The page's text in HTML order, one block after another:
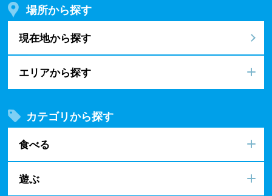
場所から探す
現在地から探す
エリアから探す
カテゴリから探す
食べる
遊ぶ